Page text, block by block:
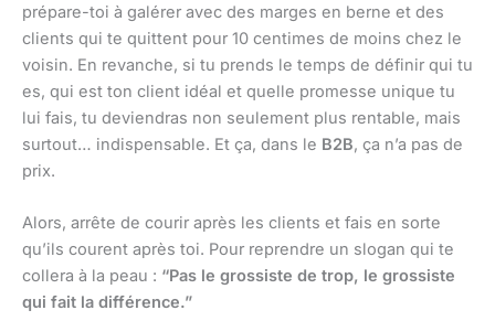
prépare-toi à galérer avec des marges en berne et des
clients qui te quittent pour 10 centimes de moins chez le
voisin. En revanche, si tu prends le temps de définir qui tu
es, qui est ton client idéal et quelle promesse unique tu
lui fais, tu deviendras non seulement plus rentable, mais
surtout… indispensable. Et ça, dans le B2B, ça n’a pas de
prix.
Alors, arrête de courir après les clients et fais en sorte
qu’ils courent après toi. Pour reprendre un slogan qui te
collera à la peau : “Pas le grossiste de trop, le grossiste
qui fait la différence.”